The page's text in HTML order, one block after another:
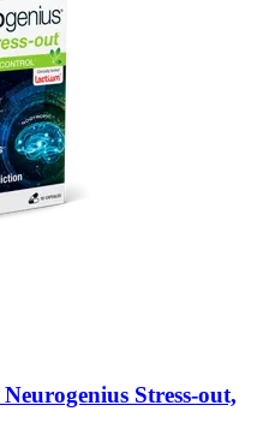
Neurogenius Stress-​out,